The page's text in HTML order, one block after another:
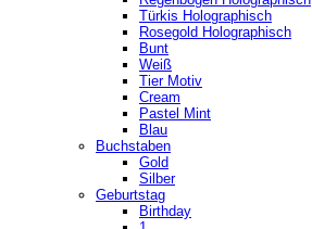
Türkis Holographisch
Rosegold Holographisch
Bunt
Weiß
Tier Motiv
Cream
Pastel Mint
Blau
Buchstaben
Gold
Silber
Geburtstag
Birthday